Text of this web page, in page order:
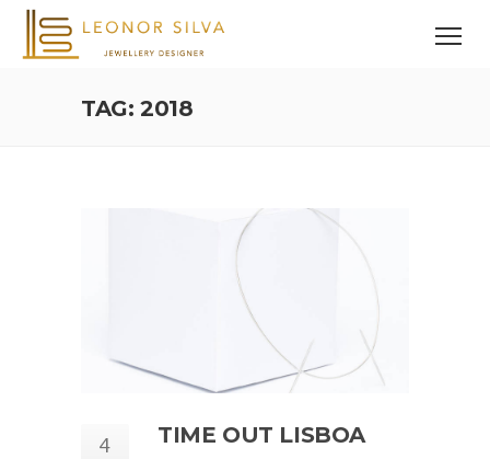
TAG: 2018
4 TIME OUT LISBOA